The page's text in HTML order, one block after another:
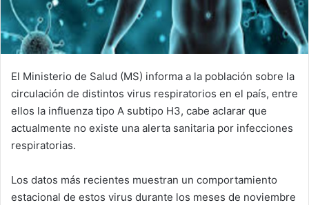
El Ministerio de Salud (MS) informa a la población sobre la
circulación de distintos virus respiratorios en el país, entre
ellos la influenza tipo A subtipo H3, cabe aclarar que
actualmente no existe una alerta sanitaria por infecciones
respiratorias.
Los datos más recientes muestran un comportamiento
estacional de estos virus durante los meses de noviembre